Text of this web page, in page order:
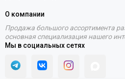
О компании
Продажа большого ассортимента
основная специализация нашего
Мы в социальных сетях